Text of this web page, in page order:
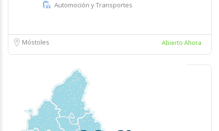
Automoción y Transportes
Móstoles Abierto Ahora